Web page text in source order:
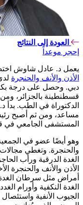
العودة إلى النتائج
إحجر موعداً
يعمل د. عادل شاوش
الأذن والأنف والحنجرة
دبي. وحصل على درجة
قسطنطينة بالجزائر،
الدكتوراة في الطب. بدأ
مساعد، ومن ثم أصبح
المستشفى الجامعي في
وهو أيضًا عضو في الجمعية
والحنجرة. وتغطي
الغدة الدرقية ورأب
الأذن والأنف والحنجرة
أمراض مثل سرطان الغدة
الغدة النكفية وأورام
الجيوب الأنفية واستئصال